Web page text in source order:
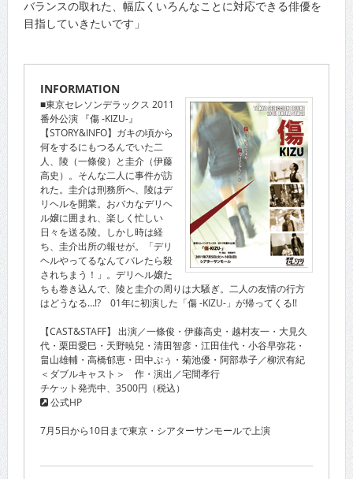
バランスの取れた、幅広くいろんなことに対応できる俳優を
目指していきたいです」
INFORMATION
■東京セレソンデラックス 2011
番外公演 『傷 -KIZU-』
【STORY&INFO】ガキの頃から
何をするにもつるんでいた二
人、陵（一條俊）と圭介（伊藤
高史）。そんな二人に事件が訪
れた。圭介は刑務所へ、陵はデ
リヘルを開業。おバカなデリヘ
ル嬢に囲まれ、楽しく忙しい
日々を送る陵。しかし時は経
ち、圭介出所の報せが。「デリ
ヘルやってるなんてバレたら殺
されちまう！」。デリヘル嬢た
ちも巻き込んで、陵と圭介の周りは大騒ぎ。二人の友情の行方
はどうなる…!? 01年に初演した「傷 -KIZU-」が帰ってくる!!
【CAST&STAFF】 出演／一條俊・伊藤高史・越村友一・大見久
代・栗田愛巳・天野暁兒・清田智彦・江田佳代・小谷早弥花・
畠山雄輔・高橋郁恵・田中ぷぅ・菊池優・阿部恭子／柳沢有紀
＜ダブルキャスト＞ 作・演出／宅間孝行
チケット発売中、3500円（税込）
公式HP
7月5日から10日まで東京・シアターサンモールで上演